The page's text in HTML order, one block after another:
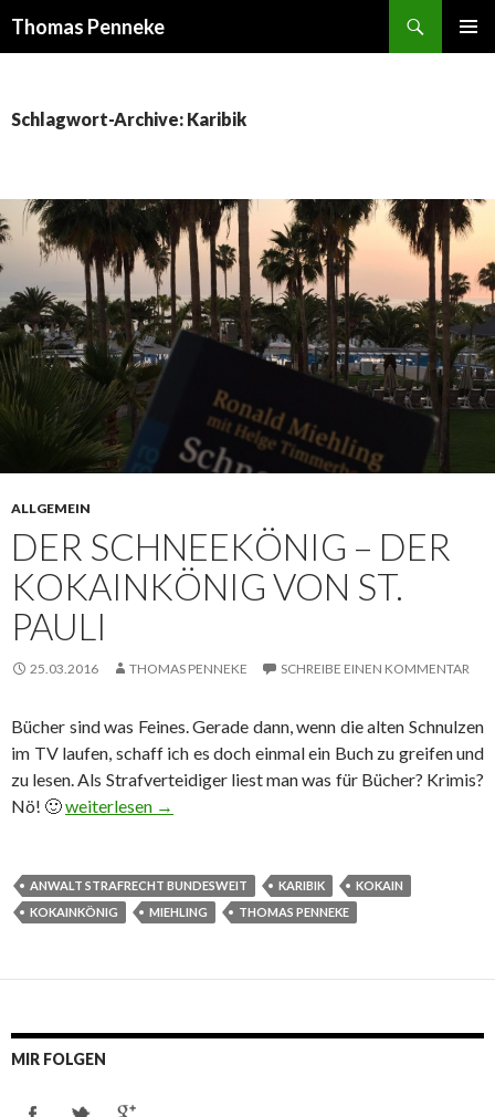
Thomas Penneke
Schlagwort-Archive: Karibik
ALLGEMEIN
DER SCHNEEKÖNIG – DER
KOKAINKÖNIG VON ST.
PAULI
25.03.2016 THOMAS PENNEKE SCHREIBE EINEN KOMMENTAR
Bücher sind was Feines. Gerade dann, wenn die alten Schnulzen
im TV laufen, schaff ich es doch einmal ein Buch zu greifen und
zu lesen. Als Strafverteidiger liest man was für Bücher? Krimis?
Nö! 🙂Der Schneekönig – Der Kokainkönig von St. Pauli
weiterlesen →
ANWALT STRAFRECHT BUNDESWEIT KARIBIK
KOKAIN
KOKAINKÖNIG
MIEHLING THOMAS PENNEKE
MIR FOLGEN